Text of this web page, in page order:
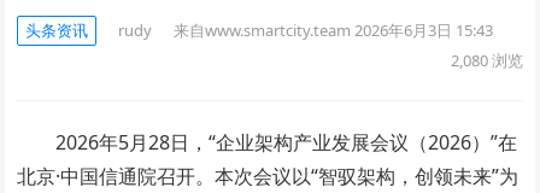
头条资讯 rudy 来自www.smartcity.team 2026年6月3日 15:43
2,080浏览
2026年5月28日，“企业架构产业发展会议（2026）”在
北京·中国信通院召开。本次会议以“智驭架构，创领未来”为